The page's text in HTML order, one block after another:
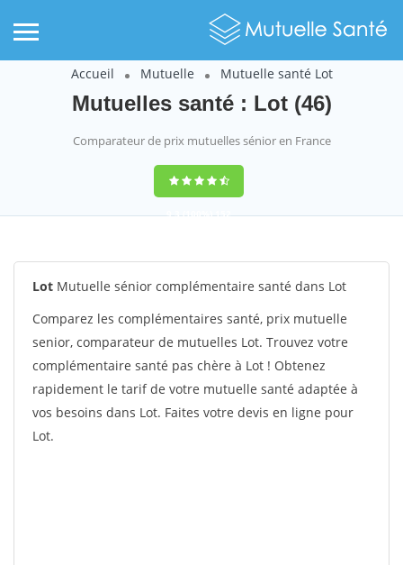
Accueil Mutuelle Mutuelle santé Lot
Mutuelles santé : Lot (46)
Comparateur de prix mutuelles sénior en France
9,3(100%)152
Lot Mutuelle sénior complémentaire santé dans Lot
Comparez les complémentaires santé, prix mutuelle
senior, comparateur de mutuelles Lot. Trouvez votre
complémentaire santé pas chère à Lot ! Obtenez
rapidement le tarif de votre mutuelle santé adaptée à
vos besoins dans Lot. Faites votre devis en ligne pour
Lot.